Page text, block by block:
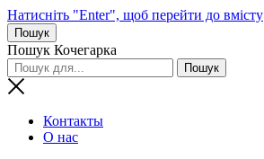
Натисніть "Enter", щоб перейти до вмісту
Пошук
Пошук Кочегарка
Контакты
О нас